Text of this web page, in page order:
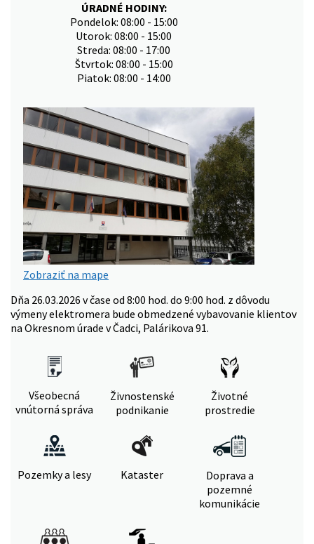
ÚRADNÉ HODINY:
Pondelok: 08:00 - 15:00
Utorok: 08:00 - 15:00
Streda: 08:00 - 17:00
Štvrtok: 08:00 - 15:00
Piatok: 08:00 - 14:00
Zobraziť na mape
Dňa 26.03.2026 v čase od 8:00 hod. do 9:00 hod. z dôvodu
výmeny elektromera bude obmedzené vybavovanie klientov
na Okresnom úrade v Čadci, Palárikova 91.
Všeobecná
vnútorná správa
Živnostenské
podnikanie
Životné
prostredie
Pozemky a lesy Kataster
Doprava a
pozemné
komunikácie